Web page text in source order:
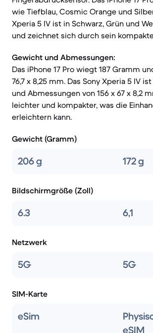
wie Tiefblau, Cosmic Orange und
Xperia 5 IV ist in Schwarz, Grün und
und zeichnet sich durch sein
Gewicht und Abmessungen:
Das iPhone 17 Pro wiegt 187 Gramm
76,7 x 8,25 mm. Das Sony Xperia 5 IV
und Abmessungen von 156 x 67 x 8,2
leichter und kompakter, was die
erleichtern kann.
Gewicht (Gramm)
206 g 172 g
Bildschirmgröße (Zoll)
6.3 6,1
Netzwerk
5G 5G
SIM-Karte
eSim
eSIM